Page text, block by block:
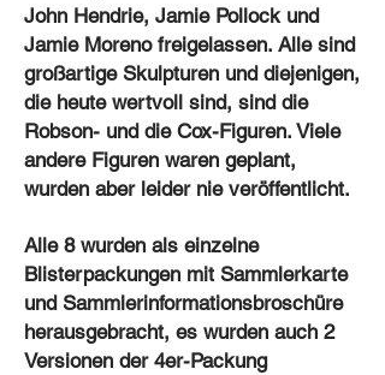
John Hendrie, Jamie Pollock und
Jamie Moreno freigelassen. Alle sind
großartige Skulpturen und diejenigen,
die heute wertvoll sind, sind die
Robson- und die Cox-Figuren. Viele
andere Figuren waren geplant,
wurden aber leider nie veröffentlicht.
Alle 8 wurden als einzelne
Blisterpackungen mit Sammlerkarte
und Sammlerinformationsbroschüre
herausgebracht, es wurden auch 2
Versionen der 4er-Packung